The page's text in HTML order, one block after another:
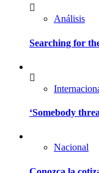
Análisis
Searching for
‘Somebody
Nacional